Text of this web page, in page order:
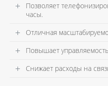
Позволяет
часы.
Отличная
Повышает
Снижает расходы на